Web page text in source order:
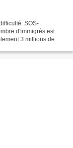
SOS-
d'immigrés est
3 millions de